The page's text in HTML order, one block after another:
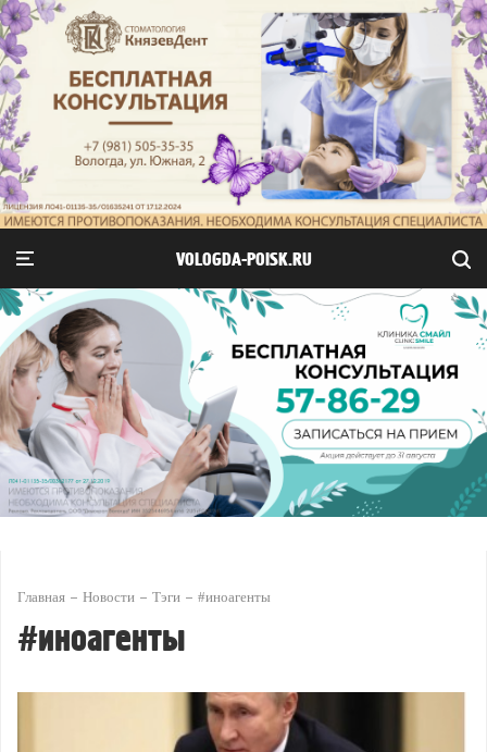
VOLOGDA-POISK.RU
Главная Новости Тэги #иноагенты
#иноагенты